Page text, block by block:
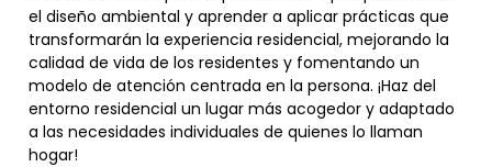
el diseño ambiental y aprender a aplicar prácticas que
transformarán la experiencia residencial, mejorando la
calidad de vida de los residentes y fomentando un
modelo de atención centrada en la persona. ¡Haz del
entorno residencial un lugar más acogedor y adaptado
a las necesidades individuales de quienes lo llaman
hogar!